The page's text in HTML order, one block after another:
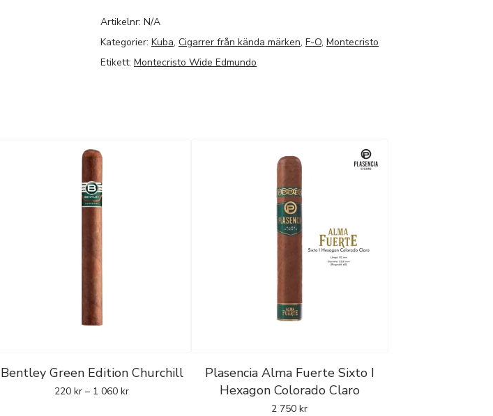
Artikelnr: N/A
Kategorier: Kuba, Cigarrer från kända märken, F-O, Montecristo
Etikett: Montecristo Wide Edmundo
Bentley Green Edition Churchill
220kr – 1 060kr
Plasencia Alma Fuerte Sixto I
Hexagon Colorado Claro
2 750kr